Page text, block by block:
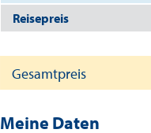
Reisepreis
Gesamtpreis
Meine Daten